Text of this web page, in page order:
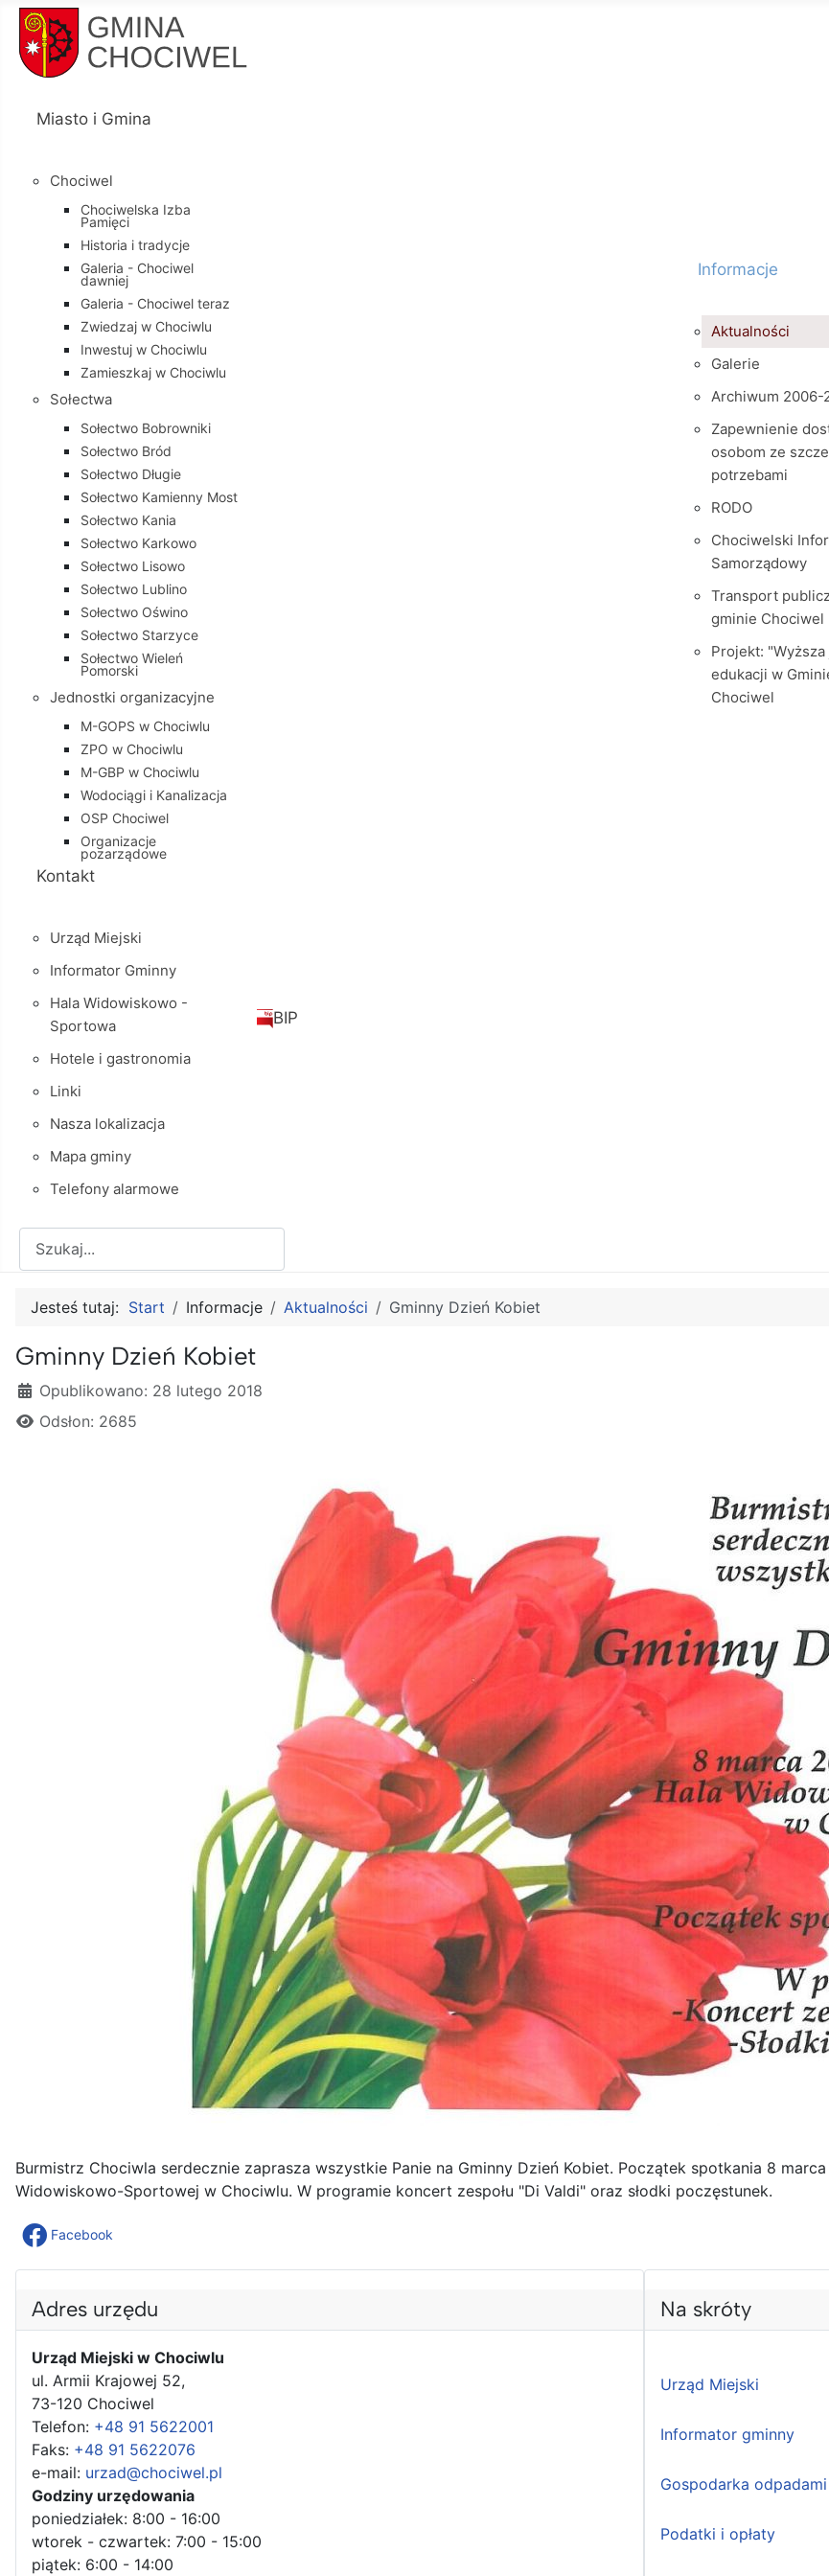
Miasto i Gmina
Chociwel
Chociwelska Izba
Pamięci
Historia i tradycje
Galeria - Chociwel
dawniej
Galeria - Chociwel teraz
Zwiedzaj w Chociwlu
Inwestuj w Chociwlu
Zamieszkaj w Chociwlu
Sołectwa
Sołectwo Bobrowniki
Sołectwo Bród
Sołectwo Długie
Sołectwo Kamienny Most
Sołectwo Kania
Sołectwo Karkowo
Sołectwo Lisowo
Sołectwo Lublino
Sołectwo Oświno
Sołectwo Starzyce
Sołectwo Wieleń
Pomorski
Jednostki organizacyjne
M-GOPS w Chociwlu
ZPO w Chociwlu
M-GBP w Chociwlu
Wodociągi i Kanalizacja
OSP Chociwel
Organizacje
pozarządowe
Informacje
Aktualności
Galerie
Archiwum 2006-
Zapewnienie
osobom ze
potrzebami
RODO
Chociwelski
Samorządowy
Transport
gminie Chociwel
Projekt:
edukacji w
Chociwel
Kontakt
Urząd Miejski
Informator Gminny
Hala Widowiskowo -
Sportowa
Hotele i gastronomia
Linki
Nasza lokalizacja
Mapa gminy
Telefony alarmowe
BIP
Jesteś tutaj: Start Informacje Aktualności Gminny Dzień Kobiet
Gminny Dzień Kobiet
Szczegóły
Opublikowano: 28 lutego 2018
Odsłon: 2685
Burmistrz Chociwla serdecznie zaprasza wszystkie Panie na Gminny Dzień Kobiet. Początek spotkania 8
Widowiskowo-Sportowej w Chociwlu. W programie koncert zespołu "Di Valdi" oraz słodki poczęstunek.
Facebook
Adres urzędu
Urząd Miejski w Chociwlu
ul. Armii Krajowej 52,
73-120 Chociwel
Telefon: +48 91 5622001
Faks: +48 91 5622076
e-mail: urzad@chociwel.pl
Godziny urzędowania
poniedziałek: 8:00 - 16:00
wtorek - czwartek: 7:00 - 15:00
piątek: 6:00 - 14:00
Na skróty
Urząd Miejski
Informator gminny
Gospodarka
Podatki i opłaty